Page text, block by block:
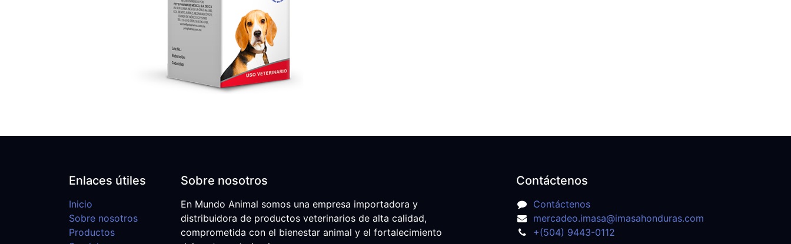
Enlaces útiles
Inicio
Sobre nosotros
Productos
Sobre nosotros
En Mundo Animal somos una empresa importadora y
distribuidora de productos veterinarios de alta calidad,
comprometida con el bienestar animal y el fortalecimiento
Contáctenos
Contáctenos
mercadeo.imasa@imasahonduras.com
+(504) 9443-0112